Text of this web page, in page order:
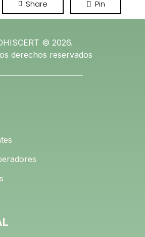
Share Pin
© 2026.
derechos reservados